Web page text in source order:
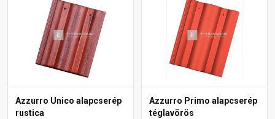
Azzurro Unico alapcserép
rustica
Azzurro Primo alapcserép
téglavörös